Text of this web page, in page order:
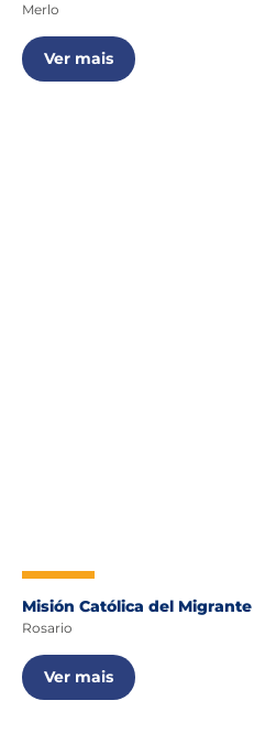
Merlo
Ver mais
Misión Católica del Migrante
Rosario
Ver mais